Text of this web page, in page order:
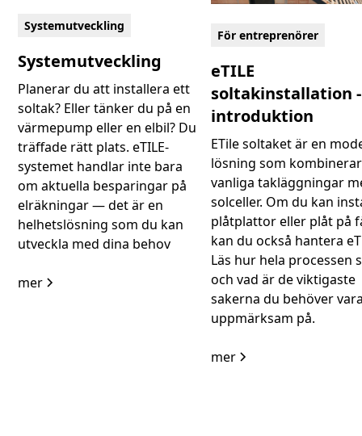
Systemutveckling
Systemutveckling
Planerar du att installera ett
soltak? Eller tänker du på en
värmepump eller en elbil? Du
träffade rätt plats. eTILE-
systemet handlar inte bara
om aktuella besparingar på
elräkningar — det är en
helhetslösning som du kan
utveckla med dina behov
mer
För entreprenörer
eTILE
soltakinstallation -
introduktion
ETile soltaket är en
lösning som kombinerar
vanliga takläggningar
solceller. Om du kan
plåtplattor eller plåt på
kan du också hantera
Läs hur hela processen
och vad är de viktigaste
sakerna du behöver
uppmärksam på.
mer